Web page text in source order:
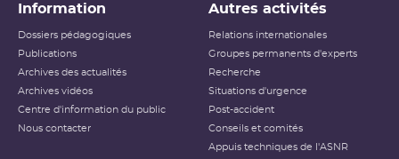
Information
Dossiers pédagogiques
Publications
Archives des actualités
Archives vidéos
Centre d'information du public
Nous contacter
Autres activités
Relations internationales
Groupes permanents d'experts
Recherche
Situations d'urgence
Post-accident
Conseils et comités
Appuis techniques de l'ASNR